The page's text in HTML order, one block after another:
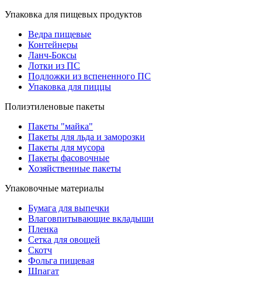
Упаковка для пищевых продуктов
Ведра пищевые
Контейнеры
Ланч-Боксы
Лотки из ПС
Подложки из вспененного ПС
Упаковка для пиццы
Полиэтиленовые пакеты
Пакеты "майка"
Пакеты для льда и заморозки
Пакеты для мусора
Пакеты фасовочные
Хозяйственные пакеты
Упаковочные материалы
Бумага для выпечки
Влаговпитывающие вкладыши
Пленка
Сетка для овощей
Скотч
Фольга пищевая
Шпагат